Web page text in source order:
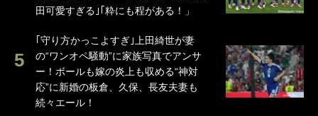
田可愛すぎる｣｢粋にも程がある！」
｢守り方かっこよすぎ｣上田綺世が妻
の“ワンオペ騒動”に家族写真でアンサ
ー！ボールも嫁の炎上も収める“神対
応”に新婚の板倉、久保、長友夫妻も
続々エール！